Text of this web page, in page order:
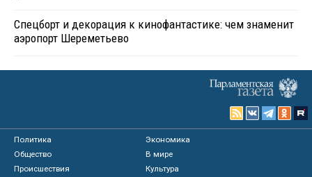
Спецборт и декорация к кинофантастике: чем знаменит
аэропорт Шереметьево
Политика
Экономика
Общество
В мире
Происшествия
Культура